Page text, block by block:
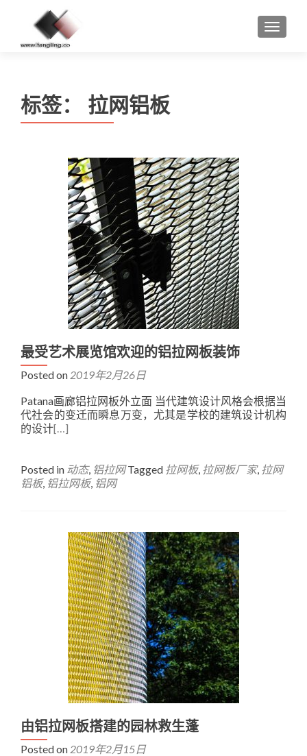
MENU
标签： 拉网铝板
最受艺术展览馆欢迎的铝拉网板装饰
Posted on 2019年2月26日
Patana画廊铝拉网板外立面 当代建筑设计风格会根据当
代社会的变迁而瞬息万变，尤其是学校的建筑设计机构
的设计[…]
Posted in 动态, 铝拉网 Tagged 拉网板, 拉网板厂家, 拉网
铝板, 铝拉网板, 铝网
由铝拉网板搭建的园林救生蓬
Posted on 2019年2月15日